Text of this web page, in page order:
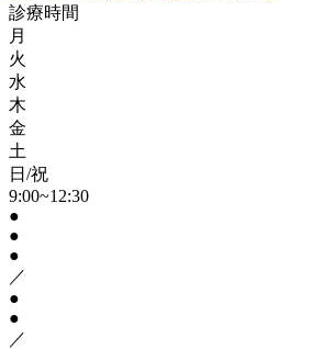
診療時間
月
火
水
木
金
土
日/祝
9:00~12:30
●
●
●
／
●
●
／